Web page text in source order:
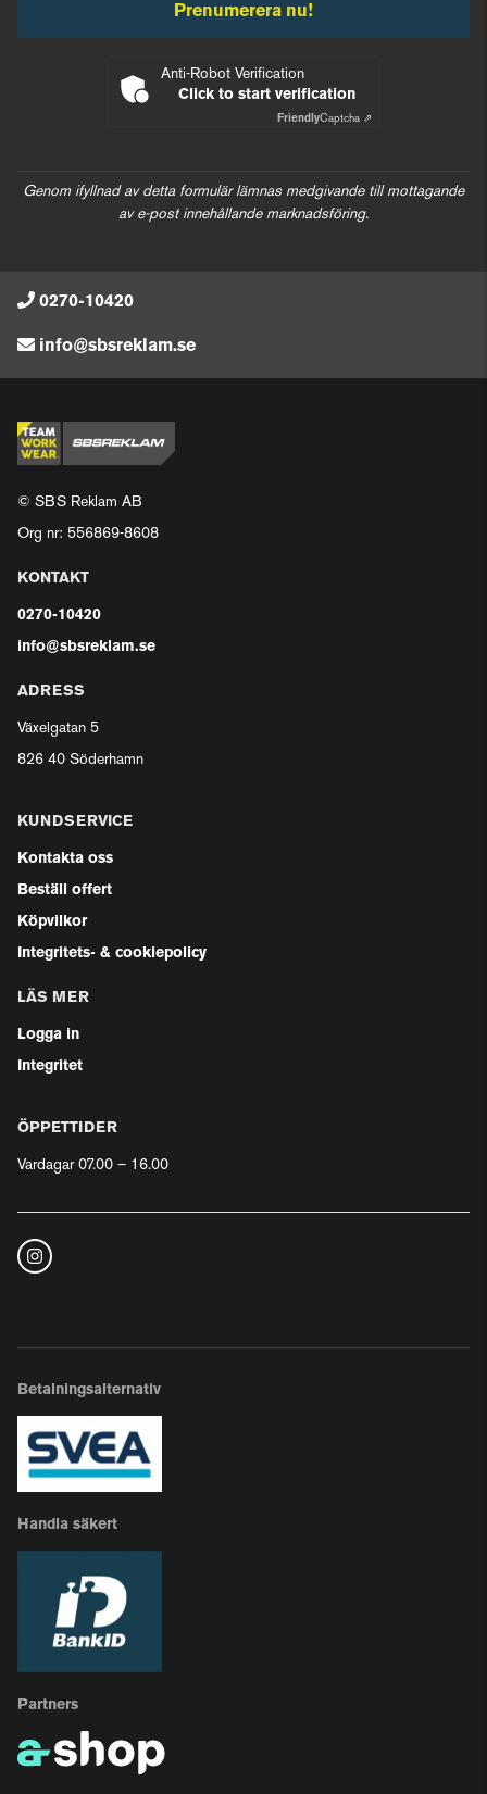
Prenumerera nu!
Anti-Robot Verification
Click to start verification
FriendlyCaptcha ⇗
Genom ifyllnad av detta formulär lämnas medgivande till mottagande
av e-post innehållande marknadsföring.
0270-10420
info@sbsreklam.se
© SBS Reklam AB
Org nr: 556869-8608
KONTAKT
0270-10420
info@sbsreklam.se
ADRESS
Växelgatan 5
826 40 Söderhamn
KUNDSERVICE
Kontakta oss
Beställ offert
Köpvilkor
Integritets- & cookiepolicy
LÄS MER
Logga in
Integritet
ÖPPETTIDER
Vardagar 07.00 – 16.00
Betalningsalternativ
Handla säkert
Partners